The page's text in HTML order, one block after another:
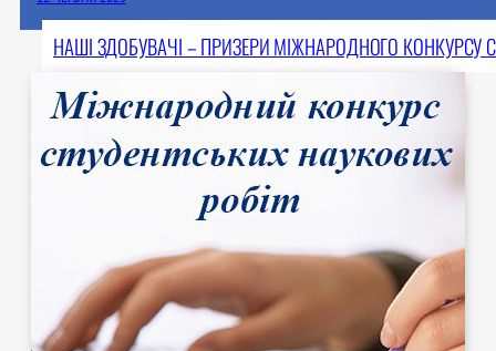
НАШІ ЗДОБУВАЧІ – ПРИЗЕРИ МІЖНАРОДНОГО КОНКУРСУ